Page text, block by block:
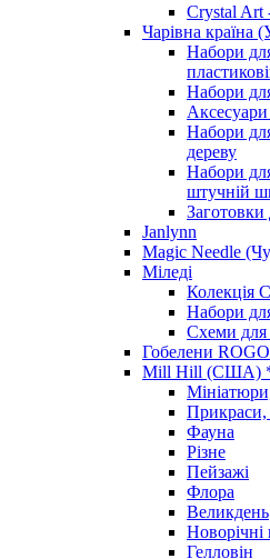
Crystal Art
Чарівна країна
Набори
Набори
Аксесуари
Набори
дереву
Набори
штучній
Janlynn
Magic Needle
Міледі
Колекція
Набори
Схеми для
Гобелени
Mill Hill (США)
Прикраси,
Фауна
Різне
Пейзажі
Флора
Великдень
Новорічні
Гелловін